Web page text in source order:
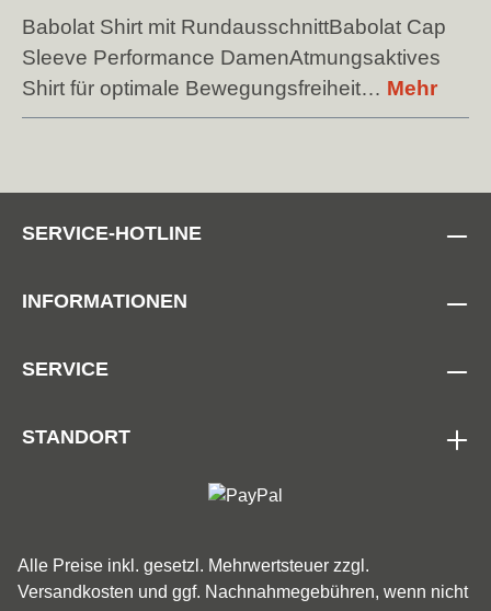
Babolat Shirt mit RundausschnittBabolat Cap
Sleeve Performance DamenAtmungsaktives
Shirt für optimale Bewegungsfreiheit… Mehr
SERVICE-HOTLINE
INFORMATIONEN
SERVICE
STANDORT
Alle Preise inkl. gesetzl. Mehrwertsteuer zzgl.
Versandkosten und ggf. Nachnahmegebühren, wenn nicht